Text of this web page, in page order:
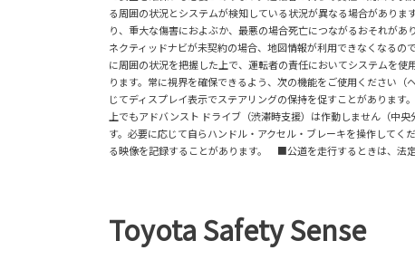
る周囲の状況とシステムが検知している状況が異なる場合があり
り、重大な傷害におよぶか、最悪の場合死亡につながるおそれが
ネクティッドナビが未契約の場合、地図情報が利用できなくなる
に周囲の状況を把握した上で、運転者の責任においてシステムを
ります。常に視界を確保できるよう、次の機能をご使用ください
じてディスプレイ表示でステアリングの保持を促すことがありま
上でもアドバンスト ドライブ（渋滞時支援）は作動しません（中
す。必要に応じて自らハンドル・アクセル・ブレーキを操作して
る映像を記録することがあります。 ■公道を走行するときは、法
Toyota Safety Sense